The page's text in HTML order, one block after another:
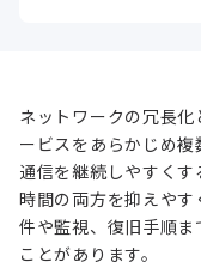
ネットワークの冗長
ービスをあらかじめ
通信を継続しやすく
時間の両方を抑えや
件や監視、復旧手順
ことがあります。